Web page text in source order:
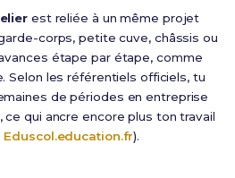
est reliée à un même projet
corps, petite cuve, châssis ou
étape par étape, comme
Selon les référentiels officiels, tu
de périodes en entreprise
ce qui ancre encore plus ton travail
Eduscol.education.fr).